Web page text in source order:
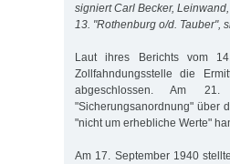
signiert Carl Becker,
13. "Rothenburg o/d. Tauber",
Laut ihres Berichts vom
Zollfahndungsstelle die
abgeschlossen. Am
"Sicherungsanordnung" über
"nicht um erhebliche Werte"
Am 17. September 1940